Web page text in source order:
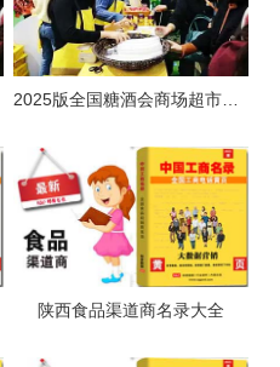
陕西食品渠道商名录大全